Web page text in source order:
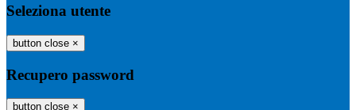
Seleziona utente
button close ×
Recupero password
button close ×